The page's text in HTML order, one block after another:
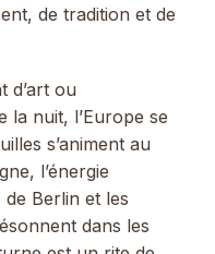
de tradition et de
d’art ou
la nuit, l’Europe se
s’animent au
l’énergie
Berlin et les
dans les